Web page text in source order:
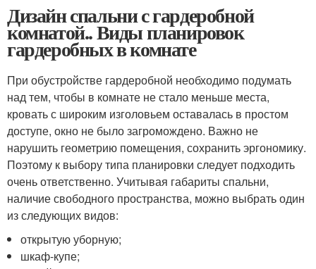
Дизайн спальни с гардеробной
комнатой.. Виды планировок
гардеробных в комнате
При обустройстве гардеробной необходимо подумать
над тем, чтобы в комнате не стало меньше места,
кровать с широким изголовьем оставалась в простом
доступе, окно не было загромождено. Важно не
нарушить геометрию помещения, сохранить эргономику.
Поэтому к выбору типа планировки следует подходить
очень ответственно. Учитывая габариты спальни,
наличие свободного пространства, можно выбрать один
из следующих видов:
открытую уборную;
шкаф-купе;